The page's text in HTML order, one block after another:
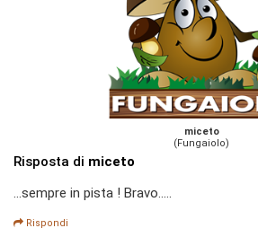
miceto
(Fungaiolo)
Risposta di miceto
...sempre in pista ! Bravo.....
Rispondi